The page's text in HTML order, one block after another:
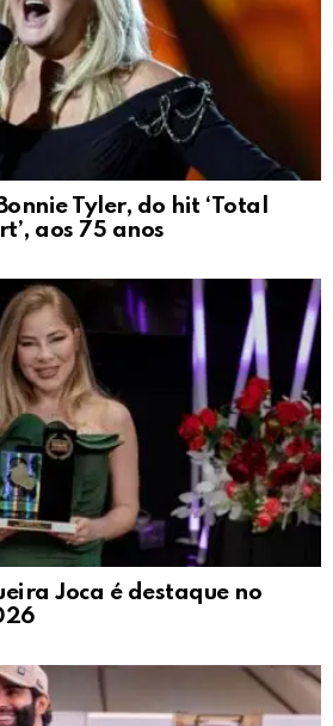
Tyler, do hit ‘Total
aos 75 anos
Joca é destaque no